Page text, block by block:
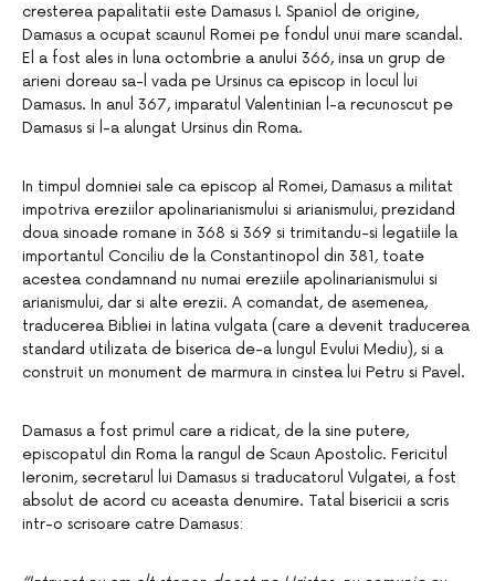
cresterea papalitatii este Damasus I. Spaniol de origine,
Damasus a ocupat scaunul Romei pe fondul unui mare scandal.
El a fost ales in luna octombrie a anului 366, insa un grup de
arieni doreau sa-l vada pe Ursinus ca episcop in locul lui
Damasus. In anul 367, imparatul Valentinian l-a recunoscut pe
Damasus si l-a alungat Ursinus din Roma.
In timpul domniei sale ca episcop al Romei, Damasus a militat
impotriva ereziilor apolinarianismului si arianismului, prezidand
doua sinoade romane in 368 si 369 si trimitandu-si legatiile la
importantul Conciliu de la Constantinopol din 381, toate
acestea condamnand nu numai ereziile apolinarianismului si
arianismului, dar si alte erezii. A comandat, de asemenea,
traducerea Bibliei in latina vulgata (care a devenit traducerea
standard utilizata de biserica de-a lungul Evului Mediu), si a
construit un monument de marmura in cinstea lui Petru si Pavel.
Damasus a fost primul care a ridicat, de la sine putere,
episcopatul din Roma la rangul de Scaun Apostolic. Fericitul
Ieronim, secretarul lui Damasus si traducatorul Vulgatei, a fost
absolut de acord cu aceasta denumire. Tatal bisericii a scris
intr-o scrisoare catre Damasus: